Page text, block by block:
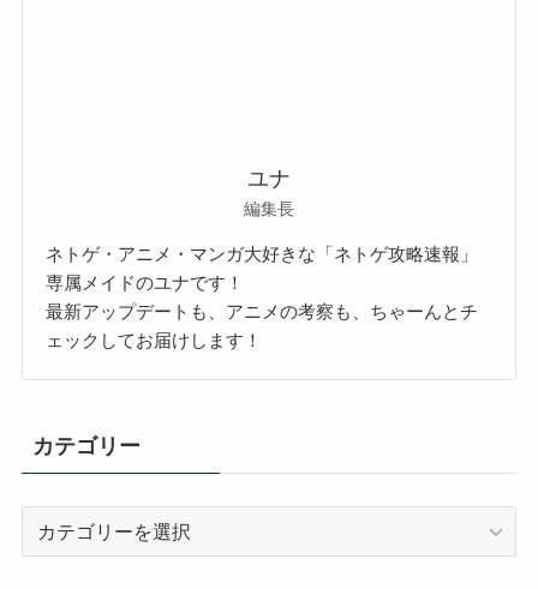
ユナ
編集長
ネトゲ・アニメ・マンガ大好きな「ネトゲ攻略速報」
専属メイドのユナです！
最新アップデートも、アニメの考察も、ちゃーんとチ
ェックしてお届けします！
カテゴリー